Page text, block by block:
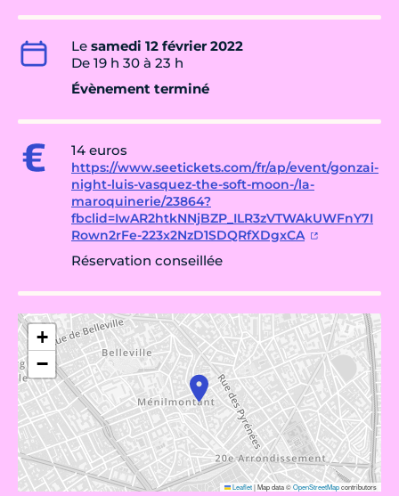
Le samedi 12 février 2022
De 19 h 30 à 23 h
Évènement terminé
14 euros
https://www.seetickets.com/fr/ap/event/gonzai-
night-luis-vasquez-the-soft-moon-/la-
maroquinerie/23864?
fbclid=IwAR2htkNNjBZP_ILR3zVTWAkUWFnY7I
Rown2rFe-223x2NzD1SDQRfXDgxCA
Réservation conseillée
+
−
Leaflet|Map data ©OpenStreetMapcontributors